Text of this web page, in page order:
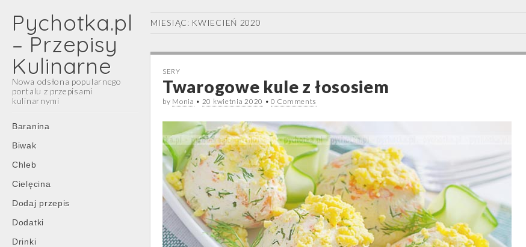
Pychotka.pl
– Przepisy
Kulinarne
Nowa odsłona popularnego
portalu z przepisami
kulinarnymi
Main
menu
Skip
content
Baranina
Biwak
Chleb
Cielęcina
Dodaj przepis
Dodatki
Drinki
MIESIĄC: KWIECIEŃ 2020
SERY
Twarogowe kule z łososiem
by Monia • 20 kwietnia 2020 •0 Comments